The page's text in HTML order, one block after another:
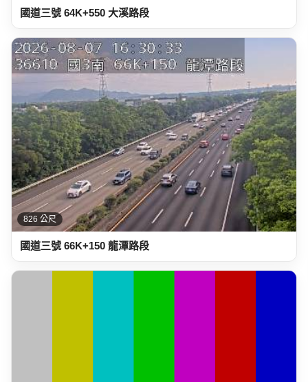
國道三號 64K+550 大溪路段
826 公尺
國道三號 66K+150 龍潭路段